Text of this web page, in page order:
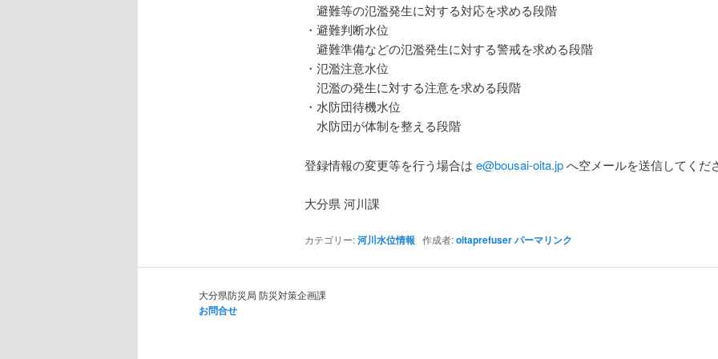
避難等の氾濫発生に対する対応を求める段階
・避難判断水位
避難準備などの氾濫発生に対する警戒を求める段階
・氾濫注意水位
氾濫の発生に対する注意を求める段階
・水防団待機水位
水防団が体制を整える段階
登録情報の変更等を行う場合は e@bousai-oita.jpへ空メールを送信してくだ
大分県 河川課
カテゴリー:河川水位情報 作成者:oitaprefuserパーマリンク
大分県防災局 防災対策企画課
お問合せ